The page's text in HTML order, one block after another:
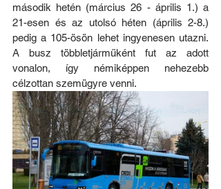
második hetén (március 26 - április 1.) a
21-esen és az utolsó héten (április 2-8.)
pedig a 105-ösön lehet ingyenesen utazni.
A busz többletjárműként fut az adott
vonalon, így némiképpen nehezebb
célzottan szemügyre venni.